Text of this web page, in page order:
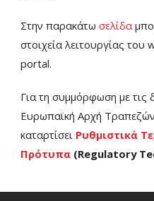
Στην παρακάτω σελίδα
στοιχεία λειτουργίας του
portal.
Για τη συμμόρφωση με τις
Ευρωπαϊκή Αρχή
καταρτίσει Ρυθμιστικά
Πρότυπα (Regulatory